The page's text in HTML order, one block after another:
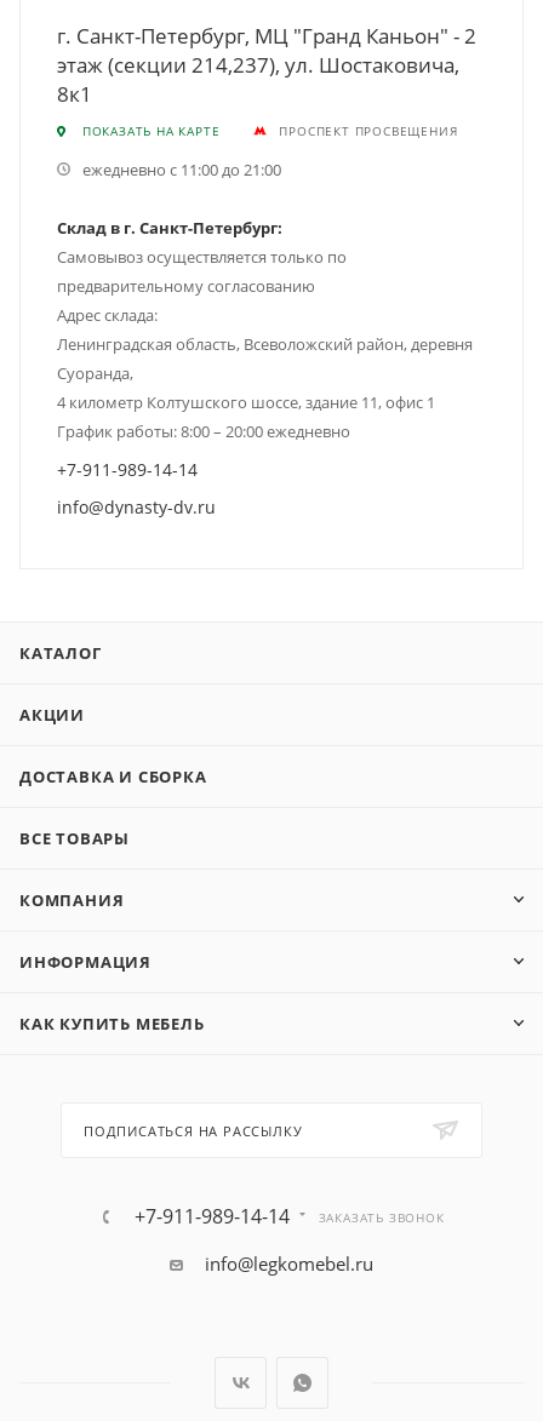
г. Санкт-Петербург, МЦ "Гранд Каньон" - 2
этаж (секции 214,237), ул. Шостаковича,
8к1
ПОКАЗАТЬ НА КАРТЕ ПРОСПЕКТ ПРОСВЕЩЕНИЯ
ежедневно с 11:00 до 21:00
Склад в г. Санкт-Петербург:
Самовывоз осуществляется только по
предварительному согласованию
Адрес склада:
Ленинградская область, Всеволожский район, деревня
Суоранда,
4 километр Колтушского шоссе, здание 11, офис 1
График работы: 8:00 – 20:00 ежедневно
+7-911-989-14-14
info@dynasty-dv.ru
КАТАЛОГ
АКЦИИ
ДОСТАВКА И СБОРКА
ВСЕ ТОВАРЫ
КОМПАНИЯ
ИНФОРМАЦИЯ
КАК КУПИТЬ МЕБЕЛЬ
ПОДПИСАТЬСЯ НА РАССЫЛКУ
+7-911-989-14-14 ЗАКАЗАТЬ ЗВОНОК
info@legkomebel.ru